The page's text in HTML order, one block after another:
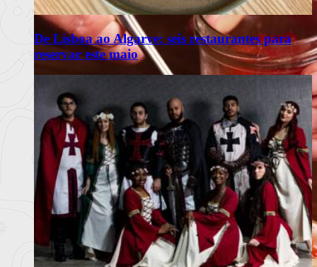
De Lisboa ao Algarve: seis restaurantes para
reservar este maio